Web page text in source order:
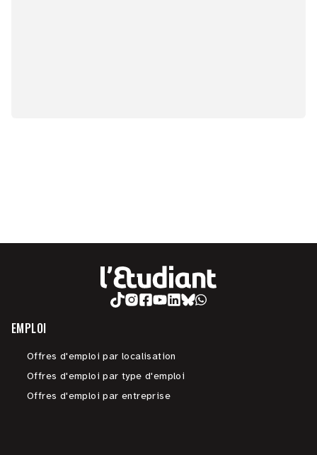
EMPLOI
Offres d'emploi par localisation
Offres d'emploi par type d'emploi
Offres d'emploi par entreprise